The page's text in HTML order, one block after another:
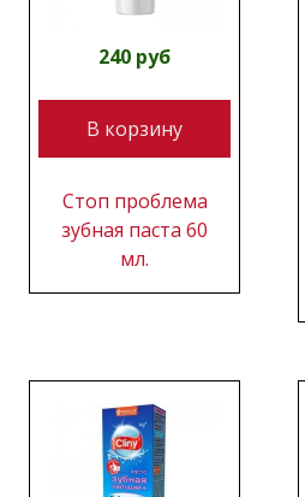
240 руб
В корзину
Стоп проблема
зубная паста 60
мл.